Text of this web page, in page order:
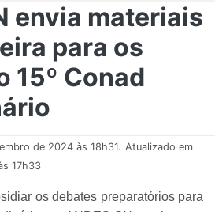
envia materiais
para os
15º Conad
de 2024 às 18h31. Atualizado em
17h33
os debates preparatórios para